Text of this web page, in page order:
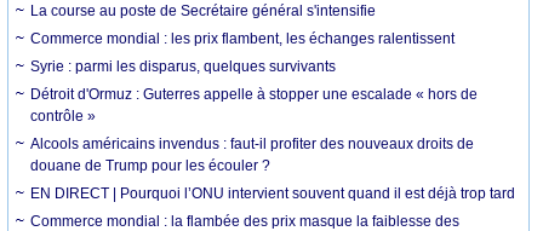
La course au poste de Secrétaire général s'intensifie
Commerce mondial : les prix flambent, les échanges ralentissent
Syrie : parmi les disparus, quelques survivants
Détroit d'Ormuz : Guterres appelle à stopper une escalade « hors de
contrôle »
Alcools américains invendus : faut-il profiter des nouveaux droits de
douane de Trump pour les écouler ?
EN DIRECT | Pourquoi l’ONU intervient souvent quand il est déjà trop tard
Commerce mondial : la flambée des prix masque la faiblesse des